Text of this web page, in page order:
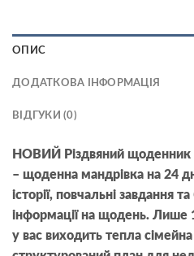
ОПИС
ДОДАТКОВА ІНФОРМАЦІЯ
ВІДГУКИ (0)
НОВИЙ Різдвяний щоденник
– щоденна мандрівка на 24
історії, повчальні завдання
інформації на щодень. Лише
у вас виходить тепла